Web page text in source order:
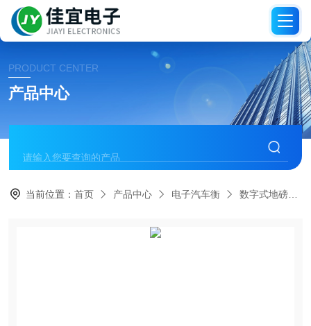
PRODUCT CENTER
产品中心
当前位置：首页 产品中心 电子汽车衡 数字式地磅秤